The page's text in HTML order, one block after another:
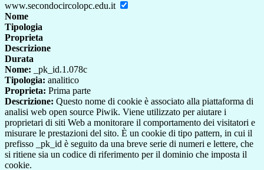
www.secondocircolopc.edu.it
Nome
Tipologia
Proprieta
Descrizione
Durata
Nome: _pk_id.1.078c
Tipologia: analitico
Proprieta: Prima parte
Descrizione: Questo nome di cookie è associato alla piattaforma di
analisi web open source Piwik. Viene utilizzato per aiutare i
proprietari di siti Web a monitorare il comportamento dei visitatori e
misurare le prestazioni del sito. È un cookie di tipo pattern, in cui il
prefisso _pk_id è seguito da una breve serie di numeri e lettere, che
si ritiene sia un codice di riferimento per il dominio che imposta il
cookie.